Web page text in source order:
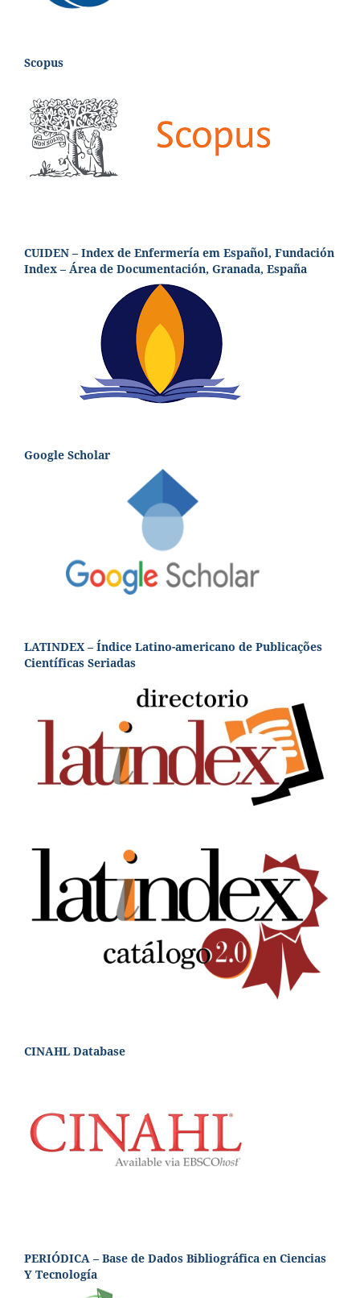
Scopus
CUIDEN – Index de Enfermería em Español, Fundación
Index – Área de Documentación, Granada, España
Google Scholar
LATINDEX – Índice Latino-americano de Publicações
Científicas Seriadas
CINAHL Database
PERIÓDICA – Base de Dados Bibliográfica en Ciencias
Y Tecnología